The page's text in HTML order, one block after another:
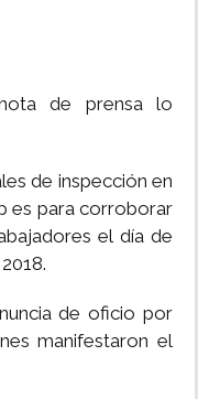
de prensa lo
de inspección en
es para corroborar
el día de
de oficio por
manifestaron el